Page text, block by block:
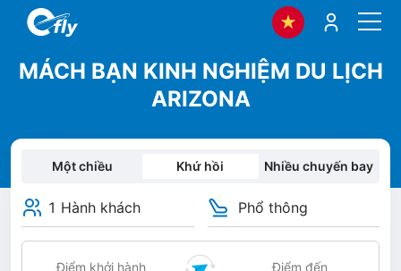
MÁCH BẠN KINH NGHIỆM DU LỊCH
ARIZONA
Một chiều Khứ hồi Nhiều chuyến bay
1 Hành khách Phổ thông